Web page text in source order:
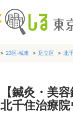
23区-城東 足立区 北
【鍼灸・美
北千住治療